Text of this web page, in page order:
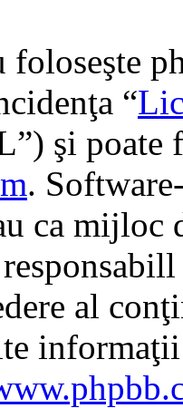
“
şi poate
.
ca mijloc
al